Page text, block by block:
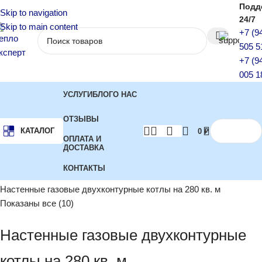
Skip to navigation
Skip to main content
24/7
+7
505
+7
005
КАТАЛОГ
УСЛУГИБЛОГО НАС
ОТЗЫВЫ
ОПЛАТА И
ДОСТАВКА
КОНТАКТЫ
0 ₽
Настенные газовые двухконтурные котлы на 280 кв. м
Показаны все (10)
Настенные газовые двухконтурные